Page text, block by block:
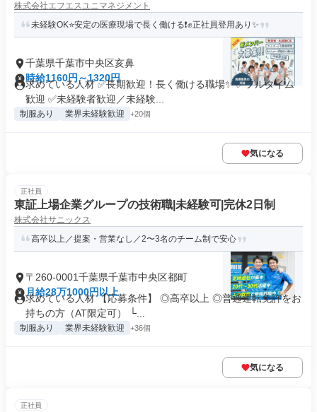
株式会社エフエスユニマネジメント
未経験OK⭐安定の医療現場で長く働ける❗✊正社員登用あり✨
千葉県千葉市中央区亥鼻
時給1160円～1320円
求めている人材 ✅長期歓迎！長く働ける職場✨ ✅フルタイム
歓迎 ✅未経験者歓迎／未経験...
制服あり 業界未経験歓迎 +20個
気になる
正社員
東証上場企業グループの技術職|未経験可|完休2日制
株式会社サニックス
高卒以上／提案・営業なし／2〜3名のチーム制で安心
〒260-0001千葉県千葉市中央区都町
月給28万1000円以上
求めている人材 【応募条件】 ◎高卒以上 ◎普通運転免許をお
持ちの方（AT限定可） └...
制服あり 業界未経験歓迎 +36個
気になる
正社員